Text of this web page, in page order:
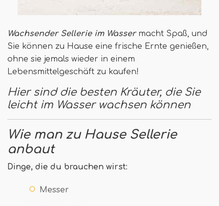
Wachsender Sellerie im Wassermacht Spaß, und
Sie können zu Hause eine frische Ernte genießen,
ohne sie jemals wieder in einem
Lebensmittelgeschäft zu kaufen!
Hier sind die besten Kräuter, die Sie
leicht im Wasser wachsen können
Wie man zu Hause Sellerie
anbaut
Dinge, die du brauchen wirst:
Messer